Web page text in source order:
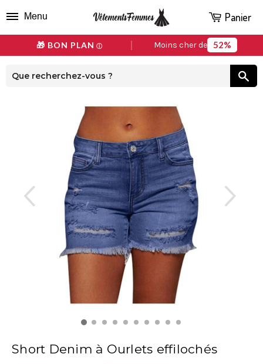
🎁 BON PLAN ⓘ Moins cher de 52%
Menu Panier
Short Denim à Ourlets effilochés